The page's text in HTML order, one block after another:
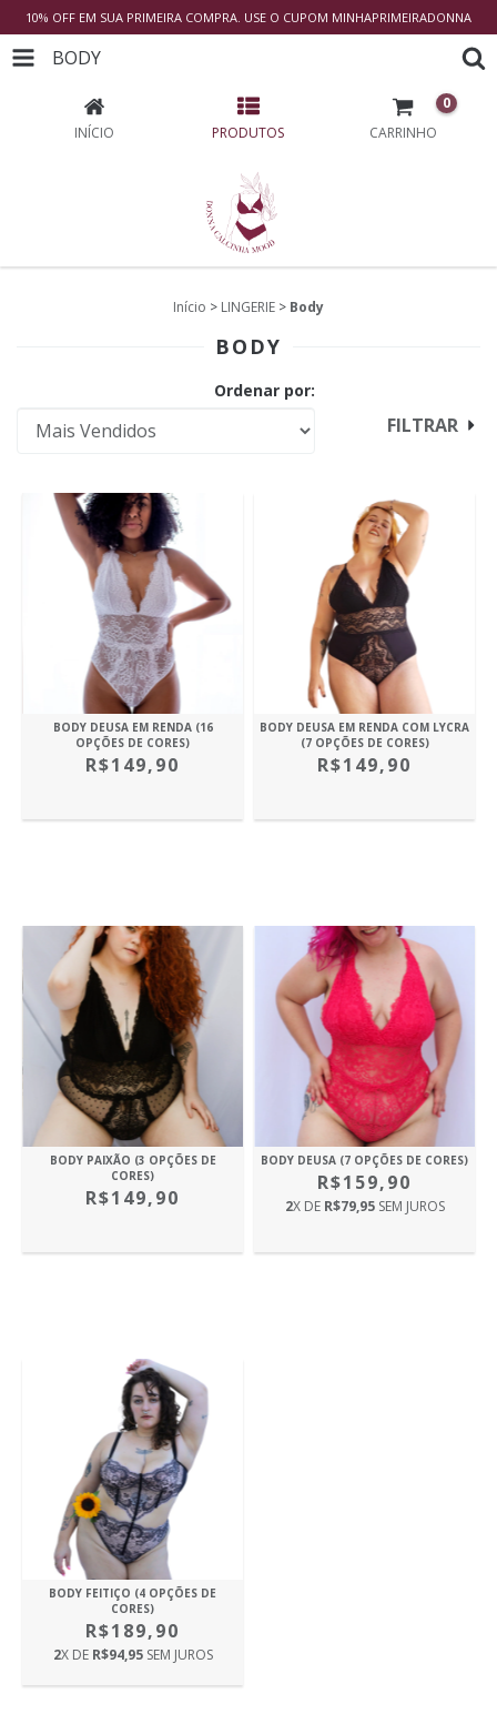
10% OFF EM SUA PRIMEIRA COMPRA. USE O CUPOM MINHAPRIMEIRADONNA
BODY
INÍCIO PRODUTOS CARRINHO
0
Início > LINGERIE > Body
BODY
Ordenar por:
FILTRAR
BODY DEUSA EM RENDA (16
OPÇÕES DE CORES)
R$149,90
BODY DEUSA EM RENDA COM LYCRA
(7 OPÇÕES DE CORES)
R$149,90
BODY PAIXÃO (3 OPÇÕES DE
CORES)
R$149,90
BODY DEUSA (7 OPÇÕES DE CORES)
R$159,90
2X DE R$79,95SEM JUROS
BODY FEITIÇO (4 OPÇÕES DE
CORES)
R$189,90
2X DE R$94,95SEM JUROS